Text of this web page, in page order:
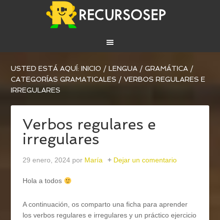
USTED ESTÁ AQUÍ:INICIO / LENGUA / GRAMÁTICA /
CATEGORÍAS GRAMATICALES / VERBOS REGULARES E
IRREGULARES
Verbos regulares e
irregulares
29 enero, 2024 por María Dejar un comentario
Hola a todos
A continuación, os comparto una ficha para aprender
los verbos regulares e irregulares y un práctico ejercicio